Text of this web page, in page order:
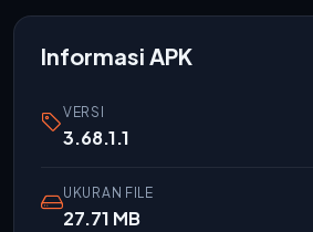
Informasi APK
VERSI
3.68.1.1
UKURAN FILE
27.71 MB